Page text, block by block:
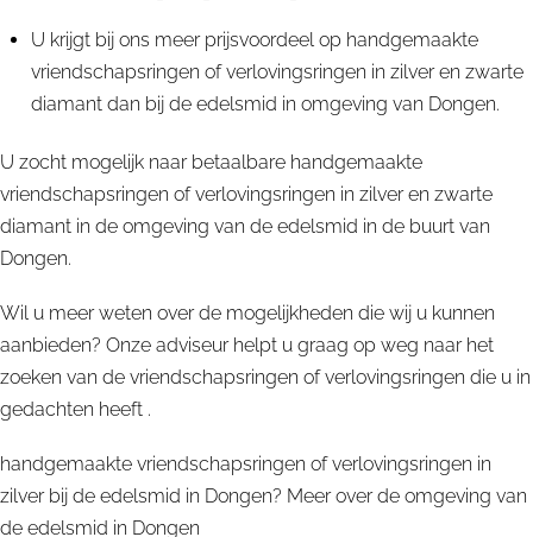
U krijgt bij ons meer prijsvoordeel op handgemaakte
vriendschapsringen of verlovingsringen in zilver en zwarte
diamant dan bij de edelsmid in omgeving van Dongen.
U zocht mogelijk naar betaalbare handgemaakte
vriendschapsringen of verlovingsringen in zilver en zwarte
diamant in de omgeving van de edelsmid in de buurt van
Dongen.
Wil u meer weten over de mogelijkheden die wij u kunnen
aanbieden? Onze adviseur helpt u graag op weg naar het
zoeken van de vriendschapsringen of verlovingsringen die u in
gedachten heeft .
handgemaakte vriendschapsringen of verlovingsringen in
zilver bij de edelsmid in Dongen? Meer over de omgeving van
de edelsmid in Dongen